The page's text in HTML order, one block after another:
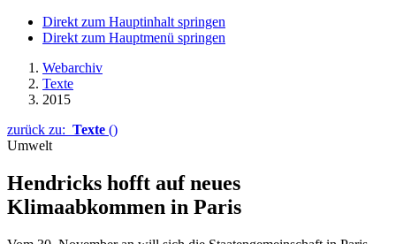
Direkt zum Hauptinhalt springen
Direkt zum Hauptmenü springen
Webarchiv
Texte
2015
zurück zu: Texte ()
Umwelt
Hendricks hofft auf neues
Klimaabkommen in Paris